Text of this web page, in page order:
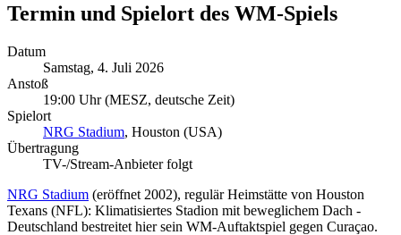
Termin und Spielort des WM-Spiels
Datum
Samstag, 4. Juli 2026
Anstoß
19:00 Uhr(MESZ, deutsche Zeit)
Spielort
NRG Stadium, Houston (USA)
Übertragung
TV-/Stream-Anbieter folgt
NRG Stadium (eröffnet 2002), regulär Heimstätte von Houston
Texans (NFL): Klimatisiertes Stadion mit beweglichem Dach -
Deutschland bestreitet hier sein WM-Auftaktspiel gegen Curaçao.